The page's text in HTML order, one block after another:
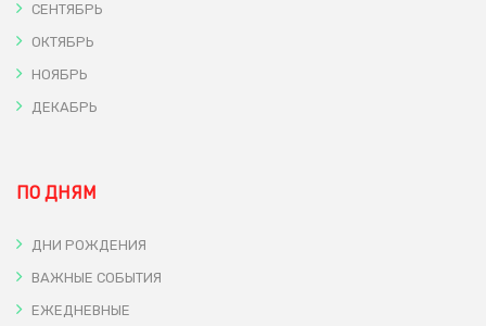
СЕНТЯБРЬ
ОКТЯБРЬ
НОЯБРЬ
ДЕКАБРЬ
ПО ДНЯМ
ДНИ РОЖДЕНИЯ
ВАЖНЫЕ СОБЫТИЯ
ЕЖЕДНЕВНЫЕ